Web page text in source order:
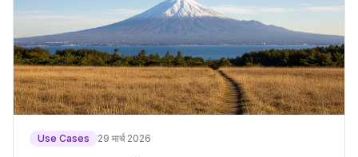
Use Cases 29 मार्च 2026